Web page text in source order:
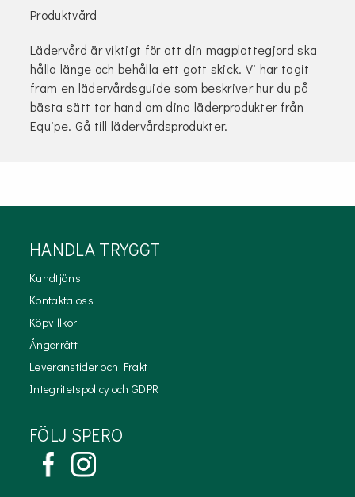
Produktvård
Lädervård är viktigt för att din magplattegjord ska
hålla länge och behålla ett gott skick. Vi har tagit
fram en lädervårdsguide som beskriver hur du på
bästa sätt tar hand om dina läderprodukter från
Equipe. Gå till lädervårdsprodukter.
HANDLA TRYGGT
Kundtjänst
Kontakta oss
Köpvillkor
Ångerrätt
Leveranstider och Frakt
Integritetspolicy och GDPR
FÖLJ SPERO